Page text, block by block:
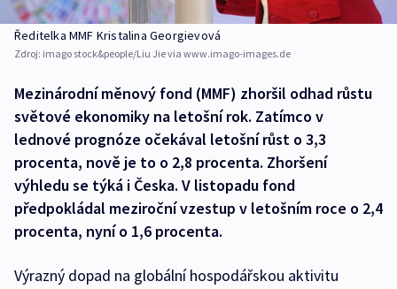
Ředitelka MMF Kristalina Georgievová
Zdroj: imago stock&people/Liu Jie via www.imago-images.de
Mezinárodní měnový fond (MMF) zhoršil odhad růstu
světové ekonomiky na letošní rok. Zatímco v
lednové prognóze očekával letošní růst o 3,3
procenta, nově je to o 2,8 procenta. Zhoršení
výhledu se týká i Česka. V listopadu fond
předpokládal meziroční vzestup v letošním roce o 2,4
procenta, nyní o 1,6 procenta.
Výrazný dopad na globální hospodářskou aktivitu